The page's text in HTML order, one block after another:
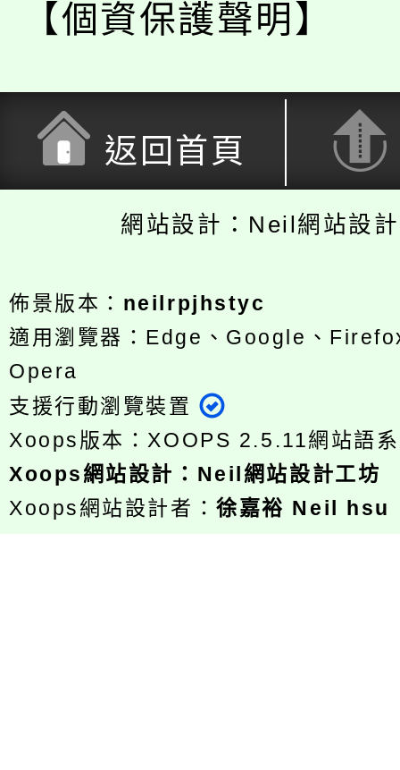
【個資保護聲明】
返回首頁
網站設計：Neil網站設
佈景版本： neilrpjhstyc
適用瀏覽器：Edge、Google、
Opera
支援行動瀏覽裝置
Xoops版本：XOOPS 2.5.11網站語
Xoops網站設計 ： Neil網站設計工坊
Xoops網站設計者：徐嘉裕 Neil hsu